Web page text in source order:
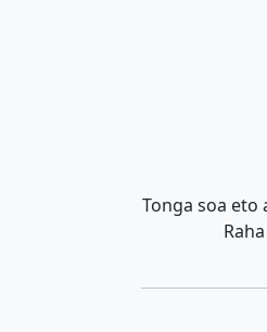
Tonga soa eto